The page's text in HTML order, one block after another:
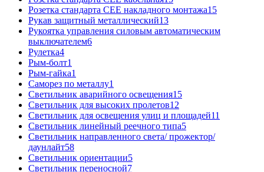
Розетка стандарта СЕЕ накладного монтажа15
Рукав защитный металлический13
Рукоятка управления силовым автоматическим
выключателем6
Рулетка4
Рым-болт1
Рым-гайка1
Саморез по металлу1
Светильник аварийного освещения15
Светильник для высоких пролетов12
Светильник для освещения улиц и площадей11
Светильник линейный реечного типа5
Светильник направленного света/ прожектор/
даунлайт58
Светильник ориентации5
Светильник переносной7